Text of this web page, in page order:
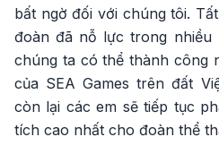
bất ngờ đối với chúng tôi.
đoàn đã nỗ lực trong nhiều
chúng ta có thể thành công
của SEA Games trên đất
còn lại các em sẽ tiếp tục
tích cao nhất cho đoàn thể